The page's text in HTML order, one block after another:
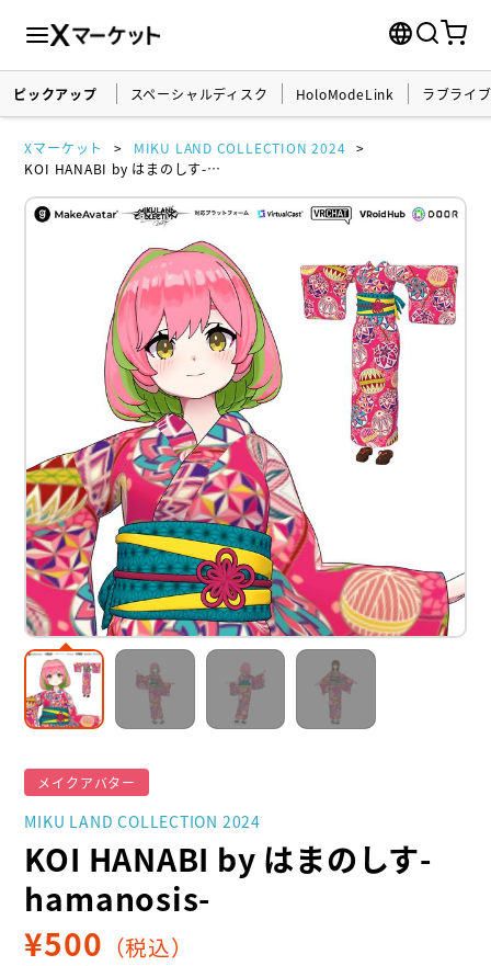
ピックアップ スペーシャルディスク HoloModeLink ラブライ
Xマーケット
MIKU LAND COLLECTION 2024
KOI HANABI by はまのしす-hamanosis-
メイクアバター
MIKU LAND COLLECTION 2024
KOI HANABI by はまのしす-
hamanosis-
¥500 （税込）